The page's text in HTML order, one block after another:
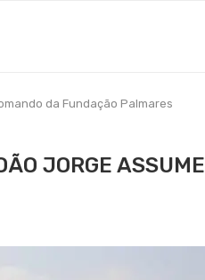
da Fundação Palmares
JORGE